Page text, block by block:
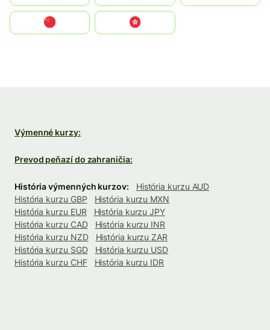
中國香港特別行政區
Výmenné kurzy:
Prevod peňazí do zahraničia:
História výmenných kurzov:
História kurzu AUD
História kurzu GBP
História kurzu MXN
História kurzu EUR
História kurzu JPY
História kurzu CAD
História kurzu INR
História kurzu NZD
História kurzu ZAR
História kurzu SGD
História kurzu USD
História kurzu CHF
História kurzu IDR